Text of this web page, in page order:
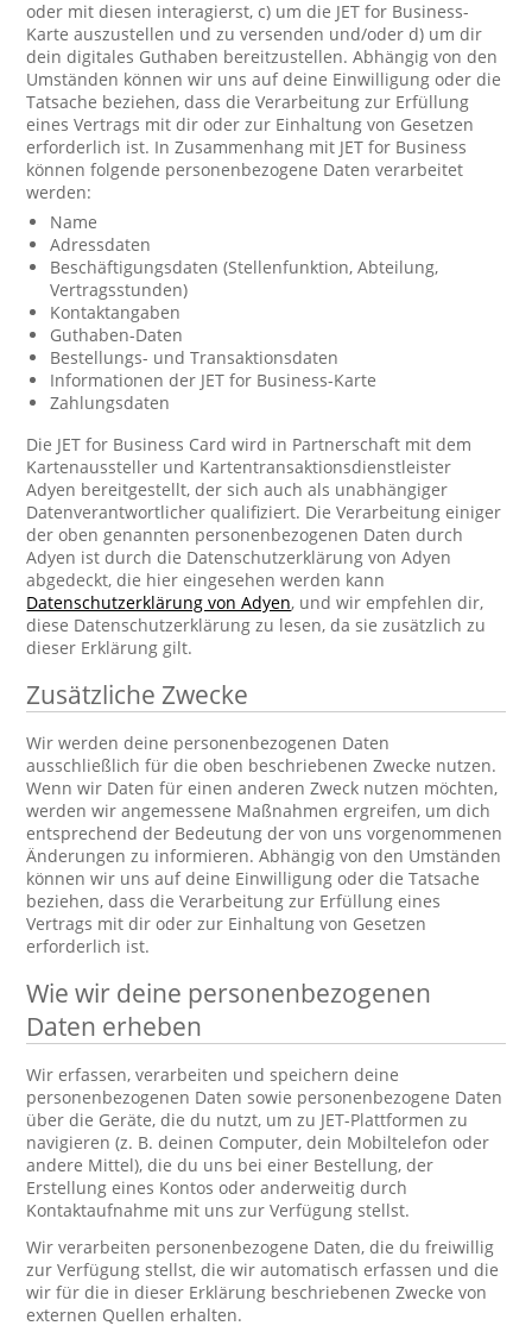
oder mit diesen interagierst, c) um die JET for Business-
Karte auszustellen und zu versenden und/oder d) um dir
dein digitales Guthaben bereitzustellen. Abhängig von den
Umständen können wir uns auf deine Einwilligung oder die
Tatsache beziehen, dass die Verarbeitung zur Erfüllung
eines Vertrags mit dir oder zur Einhaltung von Gesetzen
erforderlich ist. In Zusammenhang mit JET for Business
können folgende personenbezogene Daten verarbeitet
werden:
Name
Adressdaten
Beschäftigungsdaten (Stellenfunktion, Abteilung,
Vertragsstunden)
Kontaktangaben
Guthaben-Daten
Bestellungs- und Transaktionsdaten
Informationen der JET for Business-Karte
Zahlungsdaten
Die JET for Business Card wird in Partnerschaft mit dem
Kartenaussteller und Kartentransaktionsdienstleister
Adyen bereitgestellt, der sich auch als unabhängiger
Datenverantwortlicher qualifiziert. Die Verarbeitung einiger
der oben genannten personenbezogenen Daten durch
Adyen ist durch die Datenschutzerklärung von Adyen
abgedeckt, die hier eingesehen werden kann
Datenschutzerklärung von Adyen, und wir empfehlen dir,
diese Datenschutzerklärung zu lesen, da sie zusätzlich zu
dieser Erklärung gilt.
Zusätzliche Zwecke
Wir werden deine personenbezogenen Daten
ausschließlich für die oben beschriebenen Zwecke nutzen.
Wenn wir Daten für einen anderen Zweck nutzen möchten,
werden wir angemessene Maßnahmen ergreifen, um dich
entsprechend der Bedeutung der von uns vorgenommenen
Änderungen zu informieren. Abhängig von den Umständen
können wir uns auf deine Einwilligung oder die Tatsache
beziehen, dass die Verarbeitung zur Erfüllung eines
Vertrags mit dir oder zur Einhaltung von Gesetzen
erforderlich ist.
Wie wir deine personenbezogenen
Daten erheben
Wir erfassen, verarbeiten und speichern deine
personenbezogenen Daten sowie personenbezogene Daten
über die Geräte, die du nutzt, um zu JET-Plattformen zu
navigieren (z. B. deinen Computer, dein Mobiltelefon oder
andere Mittel), die du uns bei einer Bestellung, der
Erstellung eines Kontos oder anderweitig durch
Kontaktaufnahme mit uns zur Verfügung stellst.
Wir verarbeiten personenbezogene Daten, die du freiwillig
zur Verfügung stellst, die wir automatisch erfassen und die
wir für die in dieser Erklärung beschriebenen Zwecke von
externen Quellen erhalten.